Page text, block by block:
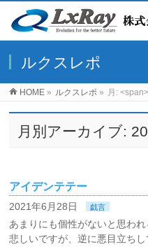
ルクスレポ
HOME » ルクスレポ » 月:
月別アーカイブ:
アイデンテテー
2021年6月28日 戯言
あまりにも個性がないと思われ
悲しいですが、逆に悪目立ちし